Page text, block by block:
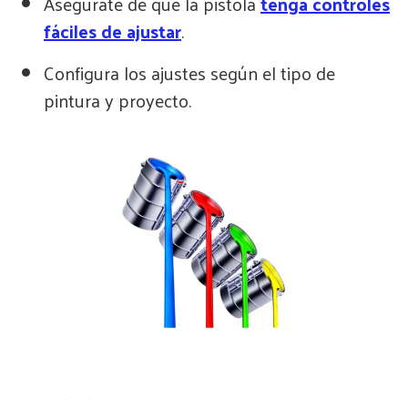
fáciles de ajustar.
Configura los ajustes según el tipo de
pintura y proyecto.